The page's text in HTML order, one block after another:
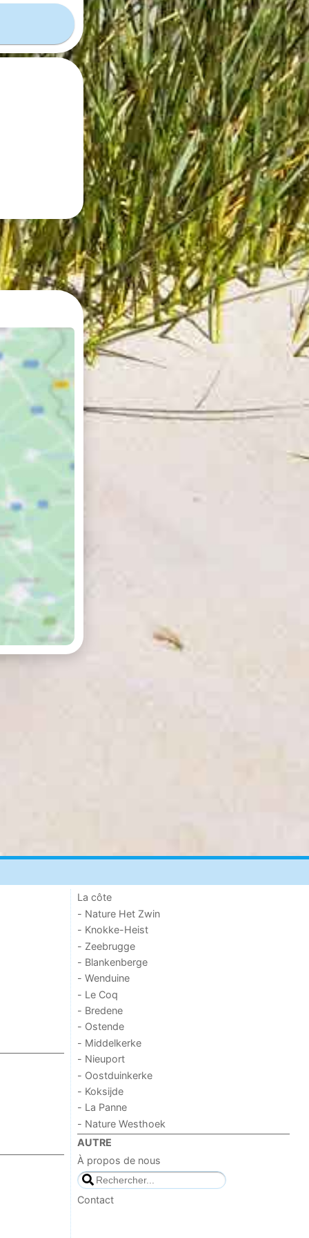
La côte
- Nature Het Zwin
- Knokke-Heist
- Zeebrugge
- Blankenberge
- Wenduine
- Le Coq
- Bredene
- Ostende
- Middelkerke
- Nieuport
- Oostduinkerke
- Koksijde
- La Panne
- Nature Westhoek
AUTRE
À propos de nous
Contact